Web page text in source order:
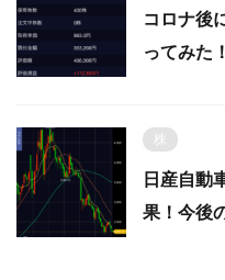
コロナ後
ってみた！
株
日産自動
果！今後